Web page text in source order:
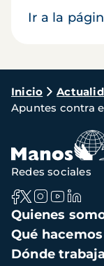
Ir a la
Ruta
de
Inicio
Apuntes contra
Navegación
principal
Quienes
Qué hacemos
Dónde
Redes sociales